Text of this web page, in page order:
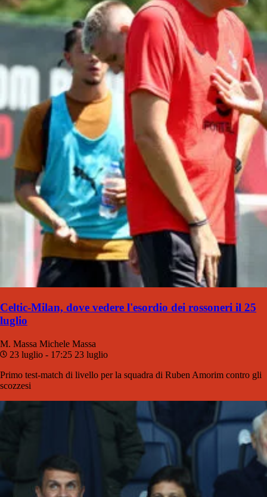
Celtic-Milan, dove vedere l'esordio dei rossoneri il 25
luglio
M. Massa Michele Massa
23 luglio - 17:25 23 luglio
Primo test-match di livello per la squadra di Ruben Amorim contro gli
scozzesi